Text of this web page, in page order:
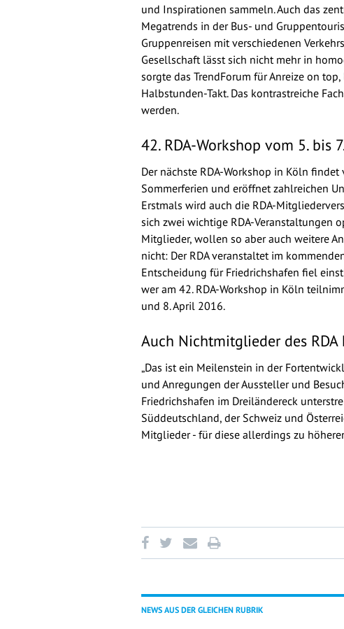
und Inspirationen sammeln. Auch das
Megatrends in der Bus- und
Gruppenreisen mit verschiedenen
Gesellschaft lässt sich nicht mehr in
sorgte das TrendForum für Anreize on
Halbstunden-Takt. Das kontrastreiche
werden.
42. RDA-Workshop vom 5. bis
Der nächste RDA-Workshop in Köln
Sommerferien und eröffnet zahlreichen
Erstmals wird auch die RDA-
sich zwei wichtige RDA-Veranstaltungen
Mitglieder, wollen so aber auch weitere
nicht: Der RDA veranstaltet im
Entscheidung für Friedrichshafen fiel
wer am 42. RDA-Workshop in Köln
und 8. April 2016.
Auch Nichtmitglieder des
„Das ist ein Meilenstein in der
und Anregungen der Aussteller und
Friedrichshafen im Dreiländereck
Süddeutschland, der Schweiz und
Mitglieder - für diese allerdings zu
NEWS AUS DER GLEICHEN RUBRIK